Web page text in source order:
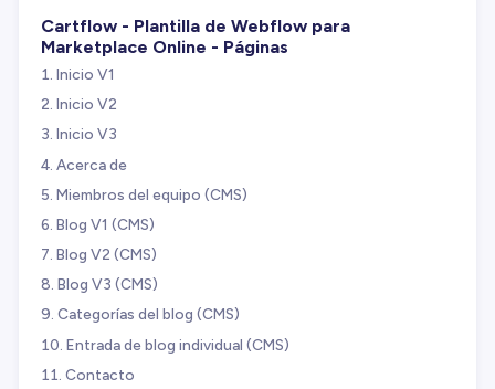
Cartflow - Plantilla de Webflow para
Marketplace Online - Páginas
Inicio V1
Inicio V2
Inicio V3
Acerca de
Miembros del equipo (CMS)
Blog V1 (CMS)
Blog V2 (CMS)
Blog V3 (CMS)
Categorías del blog (CMS)
Entrada de blog individual (CMS)
Contacto